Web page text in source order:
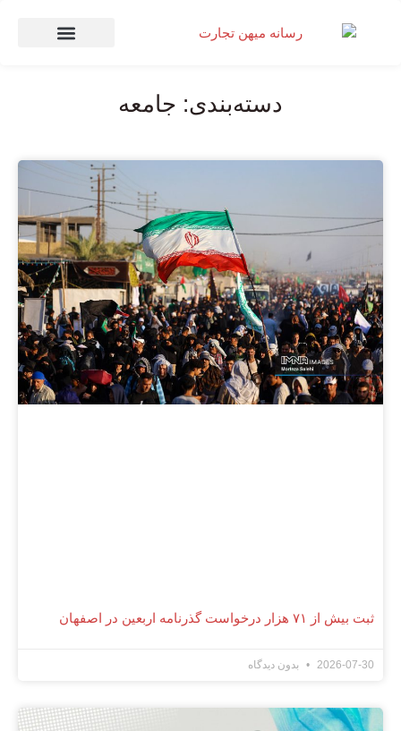
دسته‌بندی: جامعه
ثبت بیش از ۷۱ هزار درخواست گذرنامه اربعین در اصفهان
2026-07-30 بدون دیدگاه